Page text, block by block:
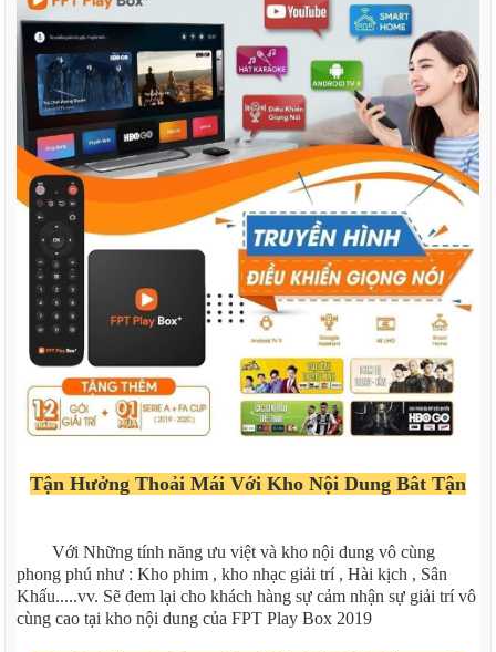
Tận Hưởng Thoải Mái Với Kho Nội Dung Bât Tận
Với Những tính năng ưu việt và kho nội dung vô cùng
phong phú như : Kho phim , kho nhạc giải trí , Hài kịch , Sân
Khấu.....vv. Sẽ đem lại cho khách hàng sự cảm nhận sự giải trí vô
cùng cao tại kho nội dung của FPT Play Box 2019